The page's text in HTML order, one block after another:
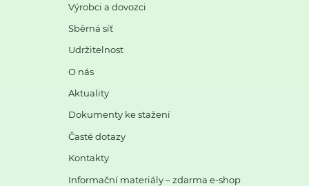
Výrobci a dovozci
Sběrná síť
Udržitelnost
O nás
Aktuality
Dokumenty ke stažení
Časté dotazy
Kontakty
Informační materiály – zdarma e-shop